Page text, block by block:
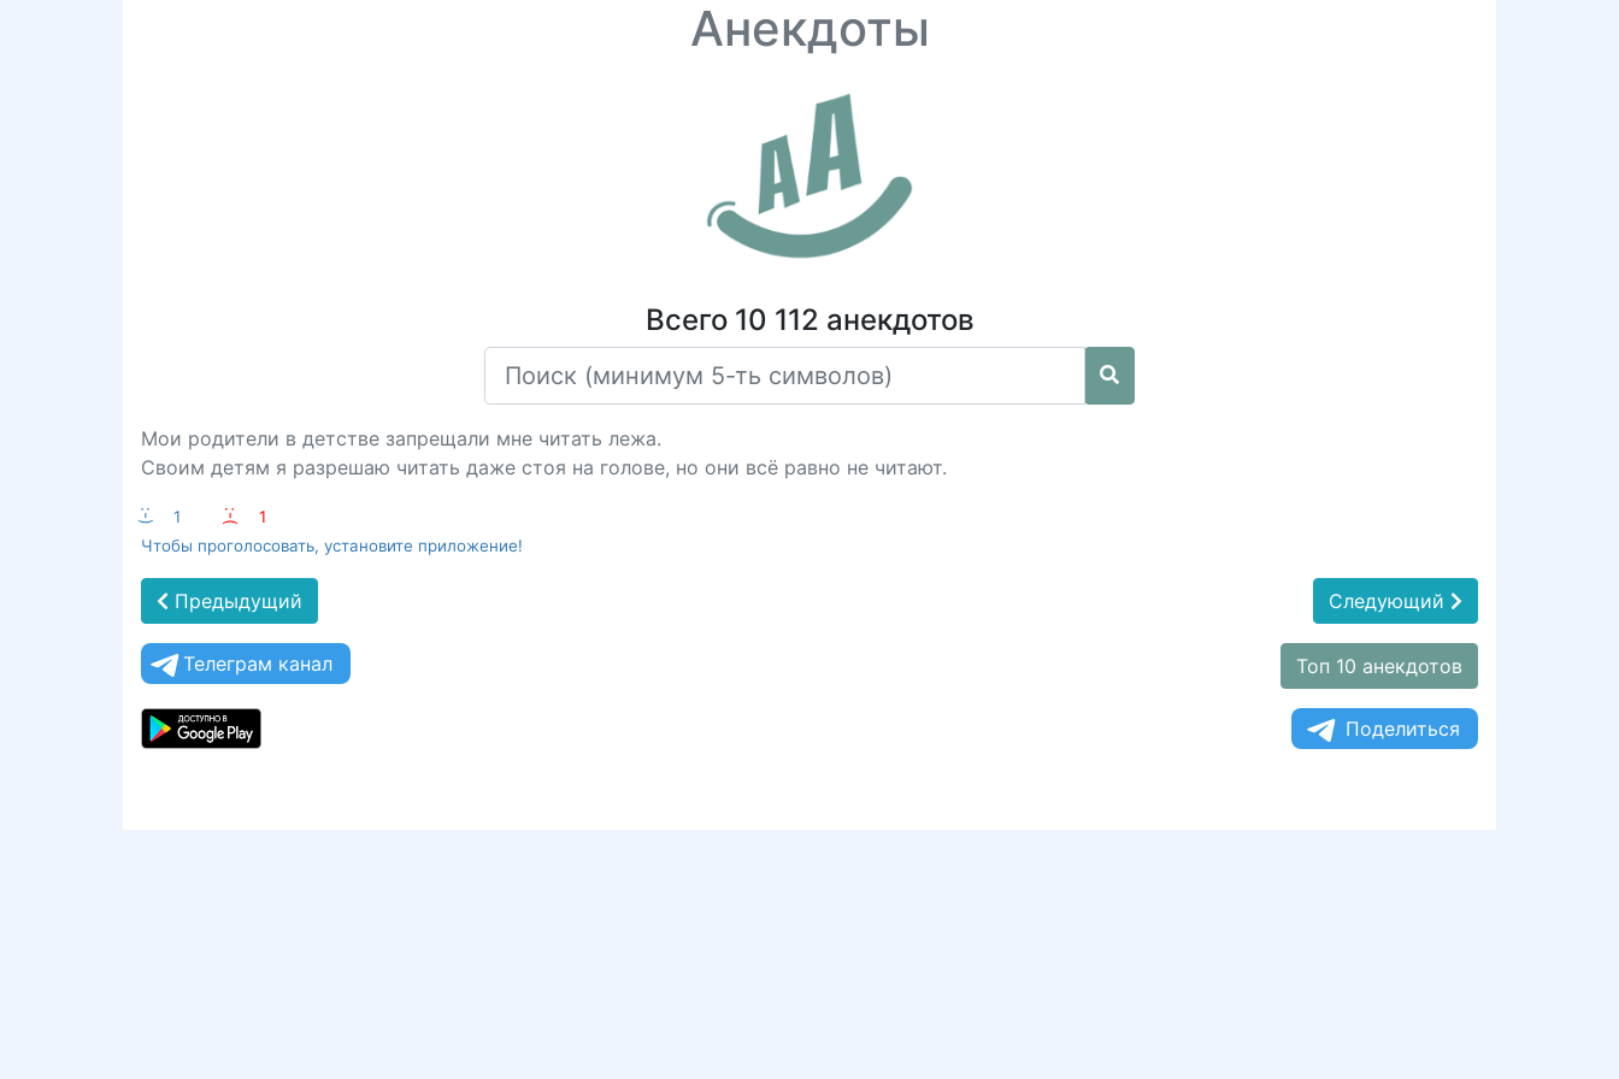
Анекдоты
Всего 10 112 анекдотов
Мои родители в детстве запрещали мне читать лежа.
Своим детям я разрешаю читать даже стоя на голове, но они всё равно не читают.
:-) 1 :-(
1
Чтобы проголосовать, установите приложение!
Предыдущий Следующий
Телеграм канал Топ 10 анекдотов
Поделиться